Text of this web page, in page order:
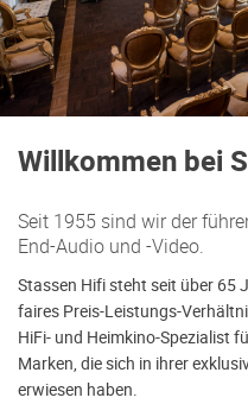
Willkommen bei
Seit 1955 sind wir der
End-Audio und -Video.
Stassen Hifi steht seit über 65
faires Preis-Leistungs-
HiFi- und Heimkino-Spezialist
Marken, die sich in ihrer
erwiesen haben.